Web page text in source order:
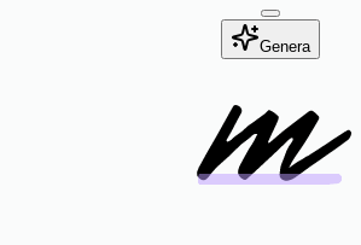
Genera